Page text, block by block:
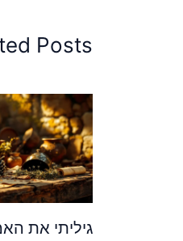
Posts
גיליתי את